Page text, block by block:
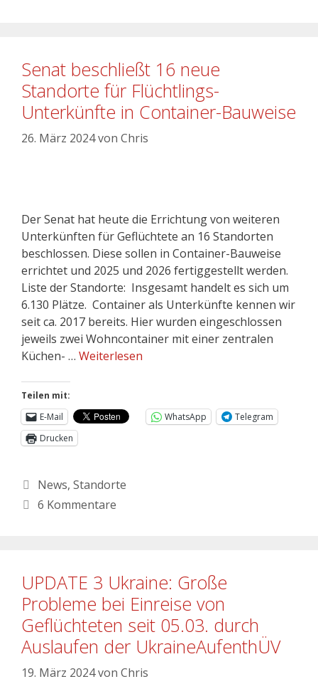
Senat beschließt 16 neue
Standorte für Flüchtlings-
Unterkünfte in Container-Bauweise
26. März 2024von Chris
Der Senat hat heute die Errichtung von weiteren
Unterkünften für Geflüchtete an 16 Standorten
beschlossen. Diese sollen in Container-Bauweise
errichtet und 2025 und 2026 fertiggestellt werden.
Liste der Standorte: Insgesamt handelt es sich um
6.130 Plätze. Container als Unterkünfte kennen wir
seit ca. 2017 bereits. Hier wurden eingeschlossen
jeweils zwei Wohncontainer mit einer zentralen
Küchen- … Weiterlesen
Teilen mit:
E-Mail
WhatsApp
Telegram
Drucken
News, Standorte
6 Kommentare
UPDATE 3 Ukraine: Große
Probleme bei Einreise von
Geflüchteten seit 05.03. durch
Auslaufen der UkraineAufenthÜV
19. März 2024von Chris